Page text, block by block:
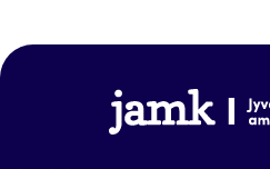
www.jamk.fi